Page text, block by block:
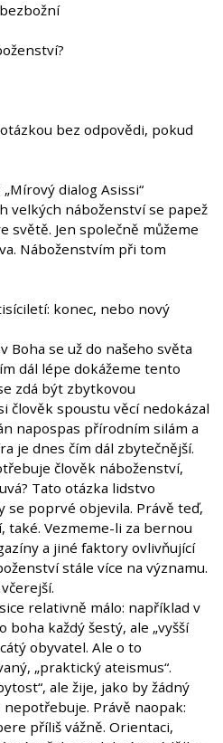
bez odpovědi, pokud
dialog Asissi“
velkých náboženství se papež
světě. Jen společně můžeme
Náboženstvím při tom
konec, nebo nový
Boha se už do našeho světa
dál lépe dokážeme tento
zdá být zbytkovou
člověk spoustu věcí nedokázal
napospas přírodním silám a
je dnes čím dál zbytečnější.
člověk náboženství,
Tato otázka lidstvo
se poprvé objevila. Právě teď,
Vezmeme-li za bernou
a jiné faktory ovlivňující
stále více na významu.
relativně málo: například v
každý šestý, ale „vyšší
obyvatel. Ale o to
„praktický ateismus“.
ale žije, jako by žádný
Právě naopak:
příliš vážně. Orientaci,